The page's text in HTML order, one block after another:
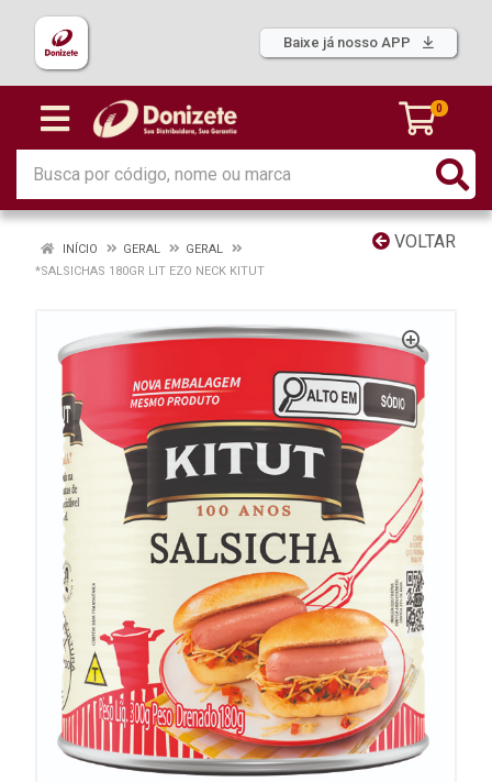
Baixe já nosso APP
0
VOLTAR
INÍCIO GERAL
GERAL
*SALSICHAS 180GR LIT EZO NECK KITUT